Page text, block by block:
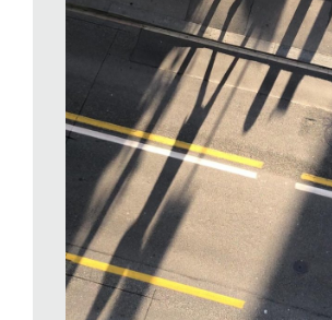
illuminanti, straordinari o meno, della nostra
fotografo saper cogliere con rapidità il
insito in una data situazione e tradurlo in
componendolo adeguatamente e in modo
istantaneo all’interno del proprio mirino.
Parrebbe un esercizio arduo, per non dire
invece no. Richiede tuttavia una certa
magari anche solo d’intuito – il valore
anche poetico, di una certa configurazione
il potenziale narrativo che porta con sé. Che
sociale, politico o più semplicemente e
poco importa. È l’umanità, infatti, che sta al